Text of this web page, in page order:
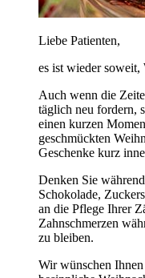
Liebe Patienten,
es ist wieder soweit,
Auch wenn die
täglich neu fordern,
einen kurzen
geschmückten
Geschenke kurz
Denken Sie
Schokolade,
an die Pflege Ihrer
Zahnschmerzen
zu bleiben.
Wir wünschen